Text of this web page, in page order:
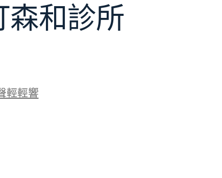
森和診所
輕輕響